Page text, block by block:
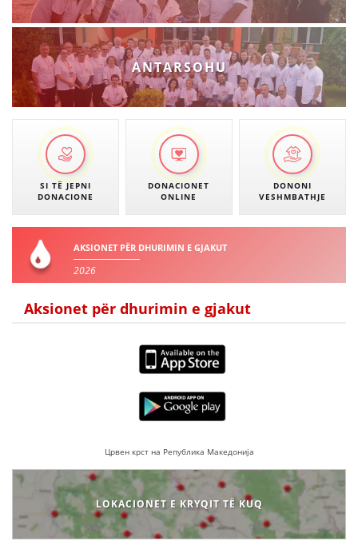
ANTARSOHU
SI TË JEPNI
DONACIONE
DONACIONET
ONLINE
DONONI
VESHMBATHJE
AKSIONET PËR DHURIMIN E GJAKUT
2026
Aksionet për dhurimin e gjakut
Црвен крст на Република Македонија
LOKACIONET E KRYQIT TË KUQ